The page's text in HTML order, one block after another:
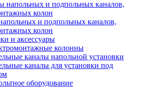
и подпольных каналов,
колон
и аксессуары
колонны
каналы напольной установки
каналы для установки под